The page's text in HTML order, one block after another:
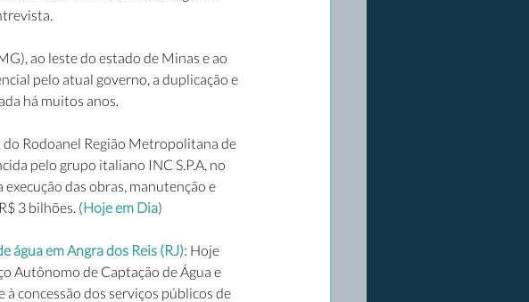
ao leste do estado de Minas e ao
pelo atual governo, a duplicação e
há muitos anos.
Rodoanel Região Metropolitana de
pelo grupo italiano INC S.P.A, no
das obras, manutenção e
3 bilhões. (Hoje em Dia)
água em Angra dos Reis (RJ): Hoje
Autônomo de Captação de Água e
concessão dos serviços públicos de